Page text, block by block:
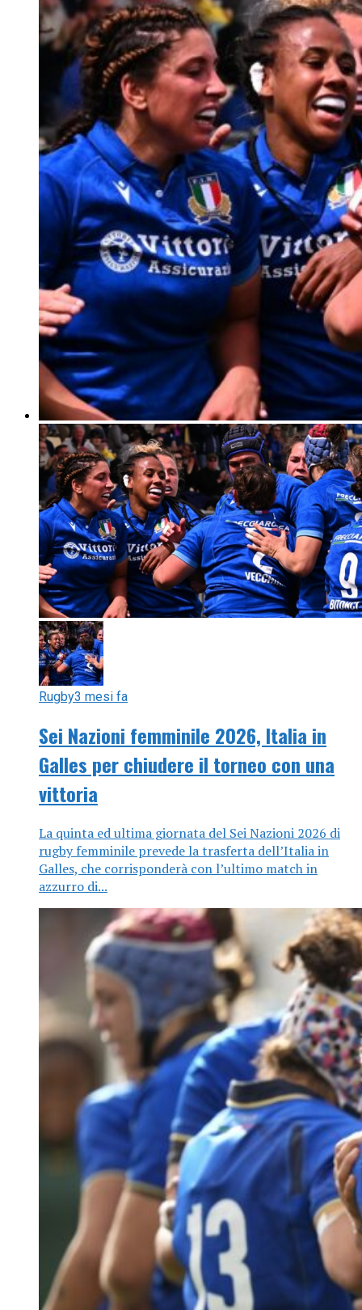
Rugby3 mesi fa
Sei Nazioni femminile 2026, Italia in
Galles per chiudere il torneo con una
vittoria
La quinta ed ultima giornata del Sei Nazioni 2026 di
rugby femminile prevede la trasferta dell’Italia in
Galles, che corrisponderà con l’ultimo match in
azzurro di...